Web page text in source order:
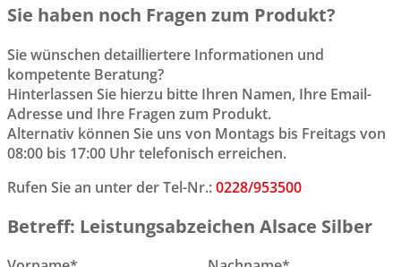
Sie haben noch Fragen zum Produkt?
Sie wünschen detailliertere Informationen und
kompetente Beratung?
Hinterlassen Sie hierzu bitte Ihren Namen, Ihre Email-
Adresse und Ihre Fragen zum Produkt.
Alternativ können Sie uns von Montags bis Freitags von
08:00 bis 17:00 Uhr telefonisch erreichen.
Rufen Sie an unter der Tel-Nr.:0228/953500
Betreff: Leistungsabzeichen Alsace Silber